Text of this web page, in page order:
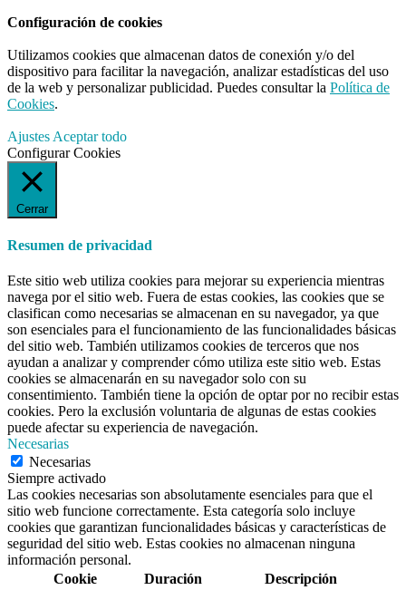
Configuración de cookies
Utilizamos cookies que almacenan datos de conexión y/o del
dispositivo para facilitar la navegación, analizar estadísticas del uso
de la web y personalizar publicidad. Puedes consultar la Política de
Cookies.
Ajustes Aceptar todo
Configurar Cookies
Cerrar
Resumen de privacidad
Este sitio web utiliza cookies para mejorar su experiencia mientras
navega por el sitio web. Fuera de estas cookies, las cookies que se
clasifican como necesarias se almacenan en su navegador, ya que
son esenciales para el funcionamiento de las funcionalidades básicas
del sitio web. También utilizamos cookies de terceros que nos
ayudan a analizar y comprender cómo utiliza este sitio web. Estas
cookies se almacenarán en su navegador solo con su
consentimiento. También tiene la opción de optar por no recibir estas
cookies. Pero la exclusión voluntaria de algunas de estas cookies
puede afectar su experiencia de navegación.
Necesarias
Necesarias
Siempre activado
Las cookies necesarias son absolutamente esenciales para que el
sitio web funcione correctamente. Esta categoría solo incluye
cookies que garantizan funcionalidades básicas y características de
seguridad del sitio web. Estas cookies no almacenan ninguna
información personal.
Cookie
Duración Descripción